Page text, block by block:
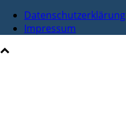
Datenschutzerklärung
Impressum